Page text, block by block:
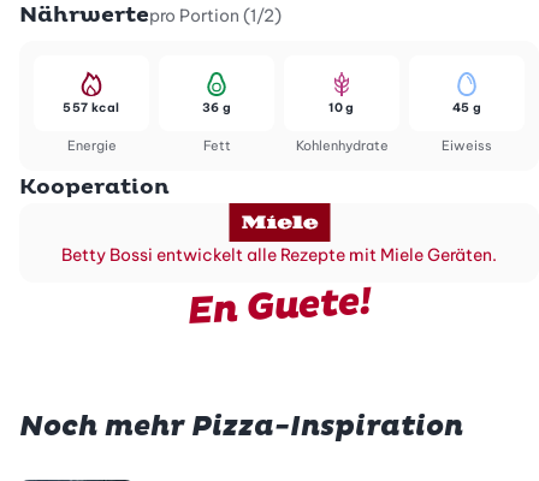
Nährwertepro Portion (1/2)
Energie
557 kcal
Fett
36 g
Kohlenhydrate
10 g
Eiweiss
45 g
Kooperation
Betty Bossi entwickelt alle Rezepte mit Miele Geräten.
En Guete!
Noch mehr Pizza-Inspiration